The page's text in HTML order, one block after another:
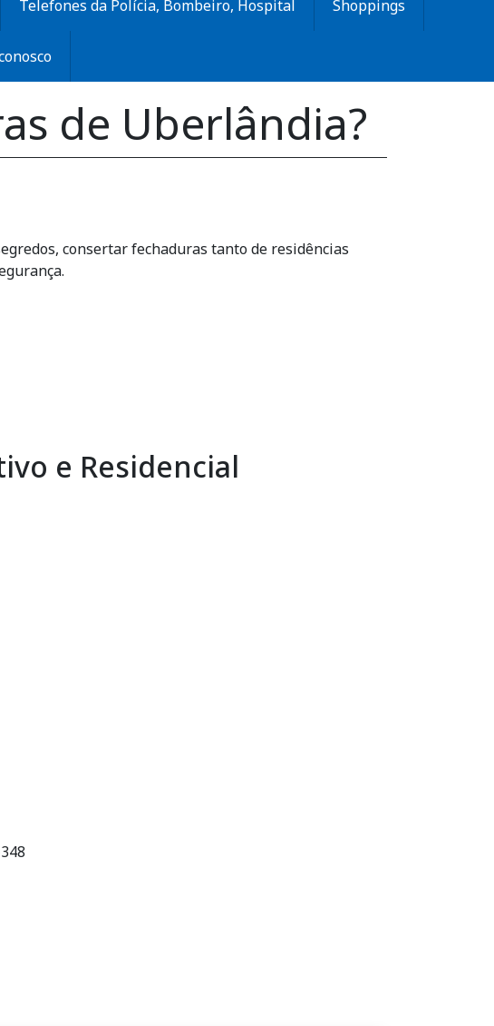
Telefones da Polícia, Bombeiro, Hospital Shoppings
de Uberlândia?
consertar fechaduras tanto de residências
e Residencial